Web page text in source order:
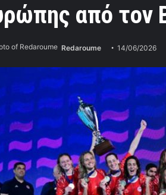
από τον
Redaroume 14/06/2026